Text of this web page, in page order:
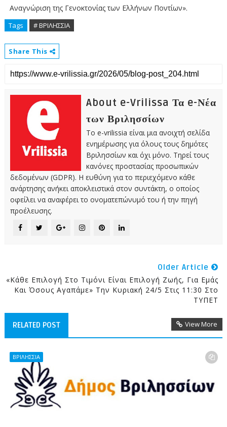
Αναγνώριση της Γενοκτονίας των Ελλήνων Ποντίων».
Tags # ΒΡΙΛΗΣΣΙΑ
Share This
About e-Vrilissa Τα e-Νέα
των Βριλησσίων
Το e-vrilissia είναι μια ανοιχτή σελίδα
ενημέρωσης για όλους τους δημότες
Βριλησσίων και όχι μόνο. Τηρεί τους
κανόνες προστασίας προσωπικών
δεδομένων (GDPR). Η ευθύνη για το περιεχόμενο κάθε
ανάρτησης ανήκει αποκλειστικά στον συντάκτη, ο οποίος
οφείλει να αναφέρει το ονοματεπώνυμό του ή την πηγή
προέλευσης.
Older Article
«Κάθε Επιλογή Στο Τιμόνι Είναι Επιλογή Ζωής, Για Εμάς
Και Όσους Αγαπάμε» Την Κυριακή 24/5 Στις 11:30 Στο
ΤΥΠΕΤ
RELATED POST View More
ΒΡΙΛΗΣΣΙΑ